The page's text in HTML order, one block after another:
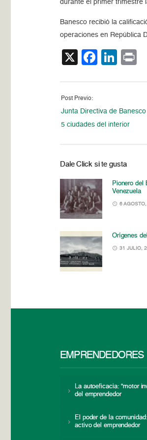
durante el primer trimestre
Banesco recibió la
operaciones en República
X
Post Previo:
Junta Directiva de
5 ciudades del interior
Dale Click si te gusta
Pionero del
Venezuela
6
Orígenes
31 JULIO,
EMPRENDEDORES
La autoeficacia: “motor
del emprendedor
El poder de la
activo del emprendedor